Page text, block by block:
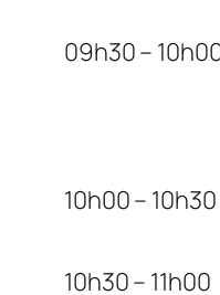
09h30 –
10h00 – 10h30
10h30 – 11h00